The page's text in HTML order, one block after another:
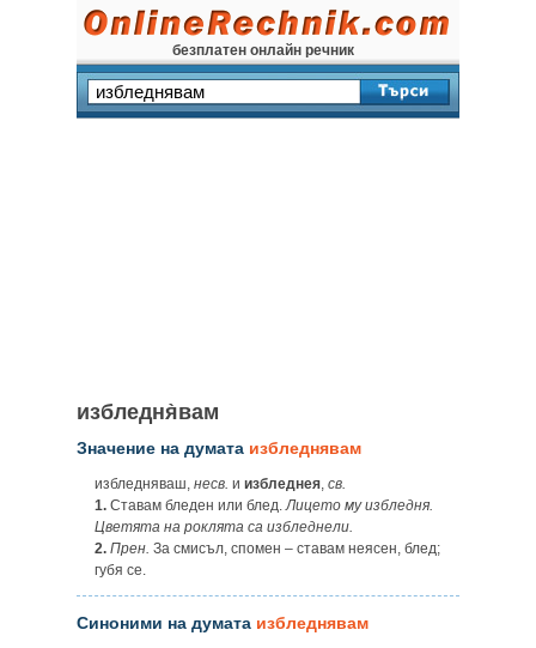
безплатен онлайн речник
избледня̀вам
Значение на думата избледнявам
избледняваш, несв. и избледнея, св.
1. Ставам бледен или блед.Лицето му избледня.
Цветята на роклята са избледнели.
2. Прен. За смисъл, спомен – ставам неясен, блед;
губя се.
Синоними на думата избледнявам